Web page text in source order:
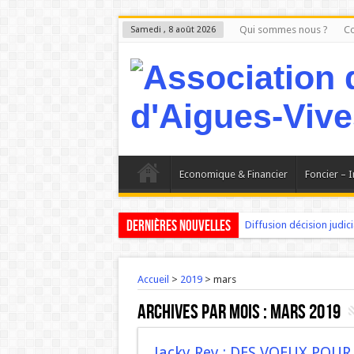
Samedi , 8 août 2026 Qui sommes nous ?
Economique & Financier Foncier –
Dernières nouvelles Diffusion décision
L ‘Expérience bloque, le
Accueil > 2019> mars
Archives par mois :mars 2019